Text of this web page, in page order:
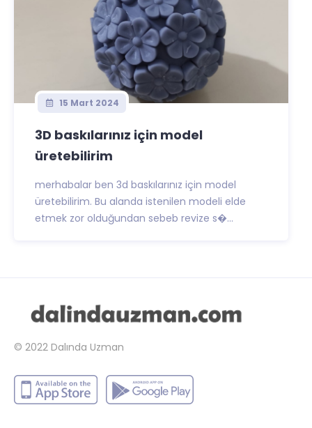
15 Mart 2024
3D baskılarınız için model
üretebilirim
merhabalar ben 3d baskılarınız için model
üretebilirim. Bu alanda istenilen modeli elde
etmek zor olduğundan sebeb revize s�...
© 2022 Dalında Uzman